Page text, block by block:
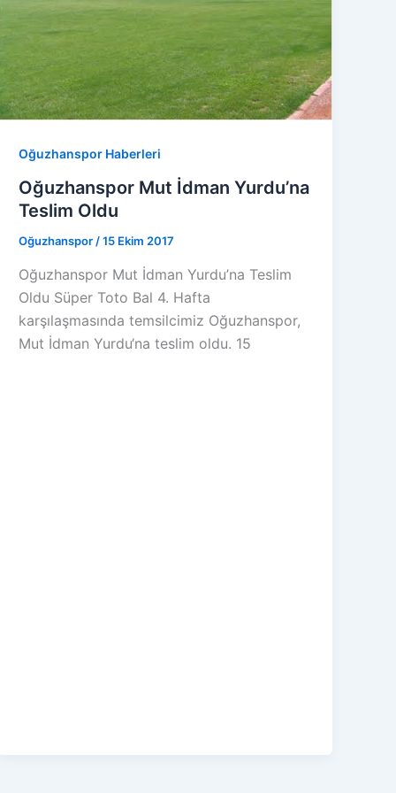
Oğuzhanspor Haberleri
Oğuzhanspor Mut İdman Yurdu’na
Teslim Oldu
Oğuzhanspor/15 Ekim 2017
Oğuzhanspor Mut İdman Yurdu’na Teslim
Oldu Süper Toto Bal 4. Hafta
karşılaşmasında temsilcimiz Oğuzhanspor,
Mut İdman Yurdu‘na teslim oldu. 15